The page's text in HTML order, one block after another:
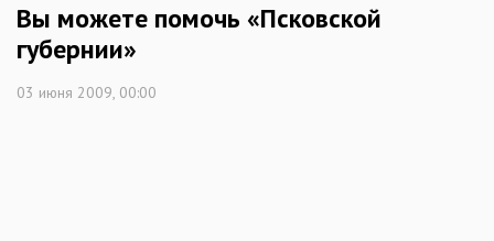
Вы можете помочь «Псковской
губернии»
03 июня 2009, 00:00